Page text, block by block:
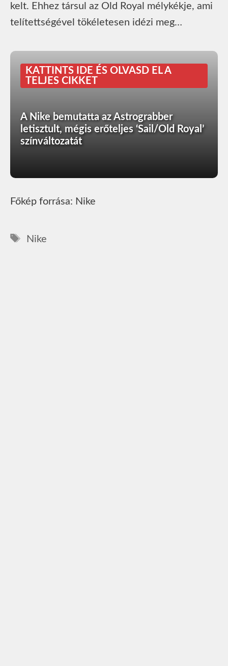
kelt. Ehhez társul az Old Royal mélykékje, ami
telítettségével tökéletesen idézi meg…
KATTINTS IDE ÉS OLVASD EL A
TELJES CIKKET
A Nike bemutatta az Astrograbber
letisztult, mégis erőteljes ‘Sail/Old Royal’
színváltozatát
Főkép forrása: Nike
Címkék
Nike